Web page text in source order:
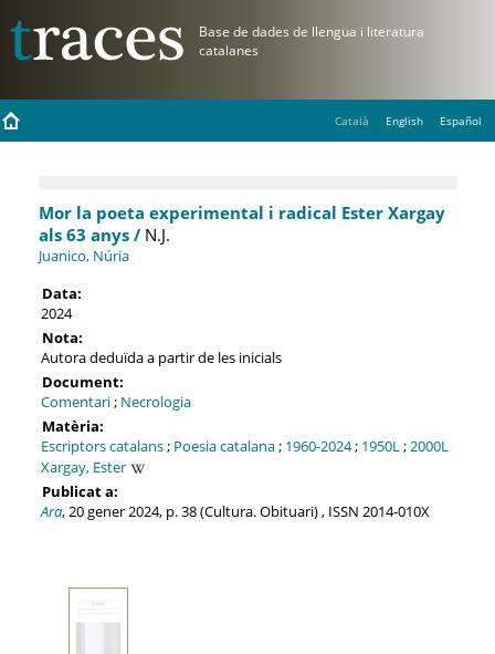
Català English Español
Mor la poeta experimental i radical Ester Xargay
als 63 anys /N.J.
Juanico, Núria
Data:
2024
Nota:
Autora deduïda a partir de les inicials
Document:
Comentari; Necrologia
Matèria:
Escriptors catalans; Poesia catalana; 1960-2024; 1950L;2000L
Xargay, Ester
Publicat a:
Ara, 20 gener 2024, p. 38 (Cultura. Obituari) , ISSN 2014-010X